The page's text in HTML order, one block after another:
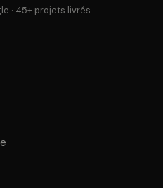
· 45+ projets livrés